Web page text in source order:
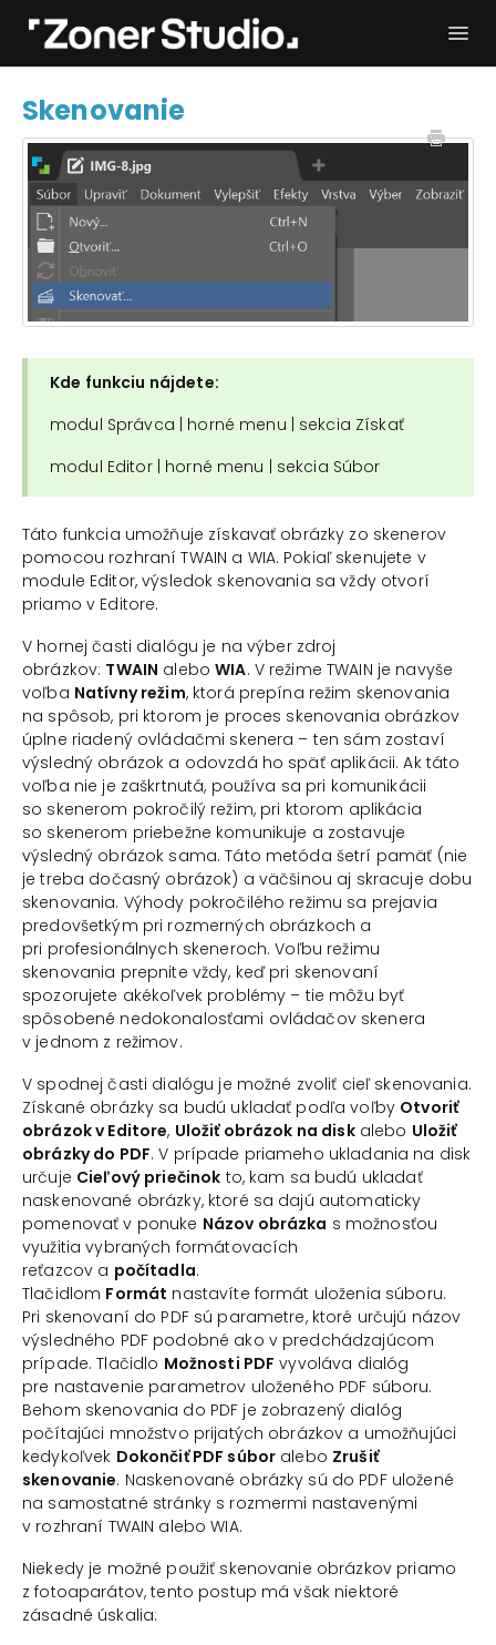
Používateľský manuál Kontakt
Skenovanie
Kde funkciu nájdete:
modul Správca | horné menu | sekcia Získať
modul Editor | horné menu | sekcia Súbor
Táto funkcia umožňuje získavať obrázky zo skenerov
pomocou rozhraní TWAIN a WIA. Pokiaľ skenujete v
module Editor, výsledok skenovania sa vždy otvorí
priamo v Editore.
V hornej časti dialógu je na výber zdroj
obrázkov: TWAIN aleboWIA. V režime TWAIN je navyše
voľba Natívny režim, ktorá prepína režim skenovania
na spôsob, pri ktorom je proces skenovania obrázkov
úplne riadený ovládačmi skenera – ten sám zostaví
výsledný obrázok a odovzdá ho späť aplikácii. Ak táto
voľba nie je zaškrtnutá, používa sa pri komunikácii
so skenerom pokročilý režim, pri ktorom aplikácia
so skenerom priebežne komunikuje a zostavuje
výsledný obrázok sama. Táto metóda šetrí pamäť (nie
je treba dočasný obrázok) a väčšinou aj skracuje dobu
skenovania. Výhody pokročilého režimu sa prejavia
predovšetkým pri rozmerných obrázkoch a
pri profesionálnych skeneroch. Voľbu režimu
skenovania prepnite vždy, keď pri skenovaní
spozorujete akékoľvek problémy – tie môžu byť
spôsobené nedokonalosťami ovládačov skenera
v jednom z režimov.
V spodnej časti dialógu je možné zvoliť cieľ skenovania.
Získané obrázky sa budú ukladať podľa voľby Otvoriť
obrázok v Editore, Uložiť obrázok na diskalebo Uložiť
obrázky do PDF. V prípade priameho ukladania na disk
určuje Cieľový priečinok to, kam sa budú ukladať
naskenované obrázky, ktoré sa dajú automaticky
pomenovať v ponuke Názov obrázka s možnosťou
využitia vybraných formátovacích
reťazcov a počítadla.
Tlačidlom Formát nastavíte formát uloženia súboru.
Pri skenovaní do PDF sú parametre, ktoré určujú názov
výsledného PDF podobné ako v predchádzajúcom
prípade. Tlačidlo Možnosti PDF vyvoláva dialóg
pre nastavenie parametrov uloženého PDF súboru.
Behom skenovania do PDF je zobrazený dialóg
počítajúci množstvo prijatých obrázkov a umožňujúci
kedykoľvek Dokončiť PDF súbor alebo Zrušiť
skenovanie. Naskenované obrázky sú do PDF uložené
na samostatné stránky s rozmermi nastavenými
v rozhraní TWAIN alebo WIA.
Niekedy je možné použiť skenovanie obrázkov priamo
z fotoaparátov, tento postup má však niektoré
zásadné úskalia: